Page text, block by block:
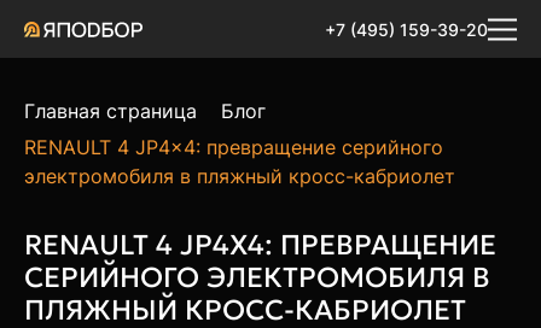
+7 (495) 159-39-20
Главная страница
Блог
RENAULT 4 JP4x4: превращение серийного
электромобиля в пляжный кросс-кабриолет
RENAULT 4 JP4X4: ПРЕВРАЩЕНИЕ
СЕРИЙНОГО ЭЛЕКТРОМОБИЛЯ В
ПЛЯЖНЫЙ КРОСС-КАБРИОЛЕТ